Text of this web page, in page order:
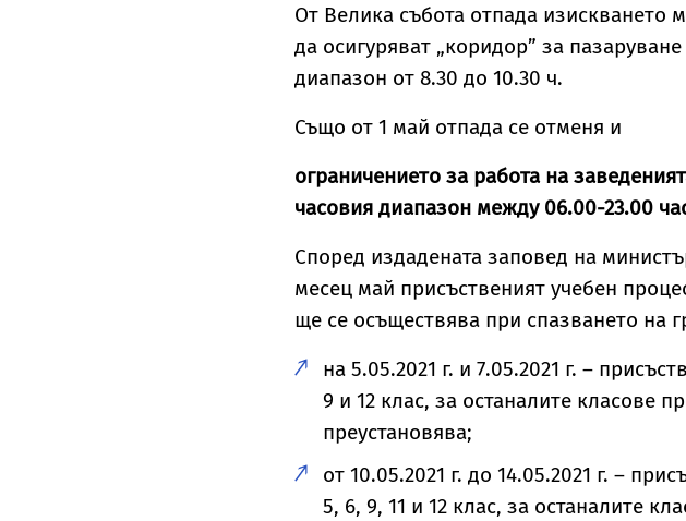
От Велика събота отпада изискването
да осигуряват „коридор” за
диапазон от 8.30 до 10.30 ч.
Също от 1 май отпада се отменя и
ограничението за работа на
часовия диапазон между 06.00-23.00
Според издадената заповед на
месец май присъственият учебен
ще се осъществява при спазването на
на 5.05.2021 г. и 7.05.2021 г. –
9 и 12 клас, за останалите класове
преустановява;
от 10.05.2021 г. до 14.05.2021 г. –
5, 6, 9, 11 и 12 клас, за останалите